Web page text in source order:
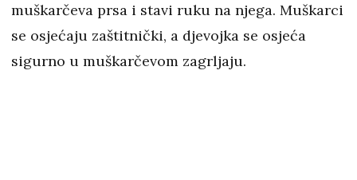
muškarčeva prsa i stavi ruku na njega. Muškarci
se osjećaju zaštitnički, a djevojka se osjeća
sigurno u muškarčevom zagrljaju.